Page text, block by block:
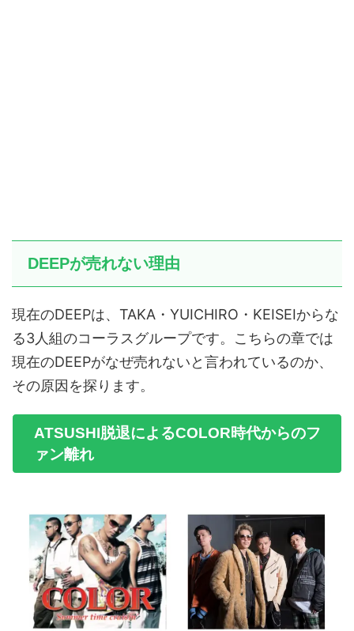
DEEPが売れない理由
現在のDEEPは、TAKA・YUICHIRO・KEISEIからな
る3人組のコーラスグループです。こちらの章では
現在のDEEPがなぜ売れないと言われているのか、
その原因を探ります。
ATSUSHI脱退によるCOLOR時代からのフ
ァン離れ